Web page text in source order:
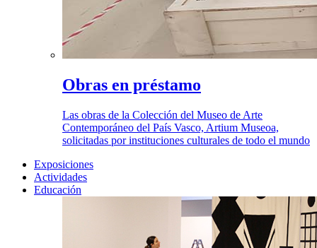
Obras en préstamo
Las obras de la Colección del Museo de Arte
Contemporáneo del País Vasco, Artium Museoa,
solicitadas por instituciones culturales de todo el mundo
Exposiciones
Actividades
Educación